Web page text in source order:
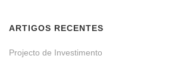
ARTIGOS RECENTES
Projecto de Investimento